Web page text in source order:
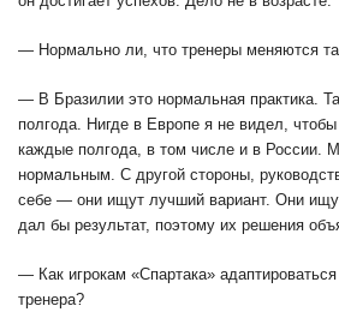
— Нормально ли, что тренеры меняются
— В Бразилии это нормальная практика.
полгода. Нигде в Европе я не видел,
каждые полгода, в том числе и в России.
нормальным. С другой стороны,
себе — они ищут лучший вариант. Они
дал бы результат, поэтому их решения
— Как игрокам «Спартака»
тренера?